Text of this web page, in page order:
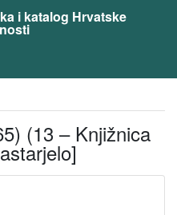
i katalog Hrvatske
(13 – Knjižnica